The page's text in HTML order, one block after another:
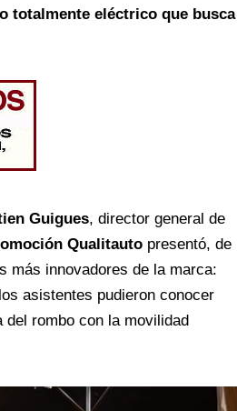
totalmente eléctrico que busca
Guigues, director general de
Qualitauto presentó, de
más innovadores de la marca:
asistentes pudieron conocer
rombo con la movilidad